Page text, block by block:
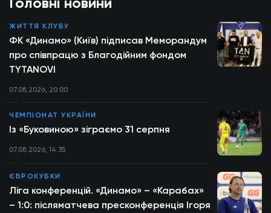
ЖИТТЯ КЛУБУ
ФК «Динамо» (Київ) підписав Меморандум
про співпрацю з Благодійним фондом
TYTANOVI
07.08.2026, 20:00
ЧЕМПІОНАТ УКРАЇНИ
Із «Буковиною» зіграємо 31 серпня
07.08.2026, 14:35
ЄВРОКУБКИ
Ліга конференцій. «Динамо» – «Карабах»
– 1:0: післяматчева пресконференція Ігоря